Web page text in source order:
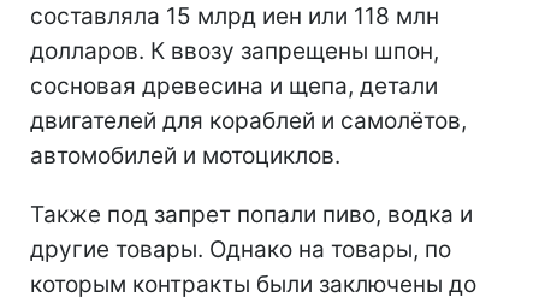
составляла 15 млрд иен или 118 млн
долларов. К ввозу запрещены шпон,
сосновая древесина и щепа, детали
двигателей для кораблей и самолётов,
автомобилей и мотоциклов.
Также под запрет попали пиво, водка и
другие товары. Однако на товары, по
которым контракты были заключены до